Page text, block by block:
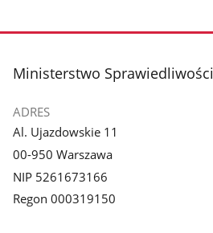
stopka
Ministerstwo Sprawiedliwości
ADRES
Al. Ujazdowskie 11
00-950 Warszawa
NIP 5261673166
Regon 000319150